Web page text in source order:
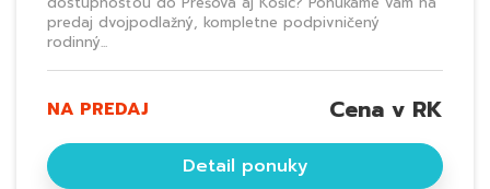
predaj dvojpodlažný, kompletne podpivničený
rodinný...
NA PREDAJ Cena v RK
Detail ponuky